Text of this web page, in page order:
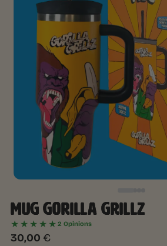
MUG GORILLA GRILLZ
★★★★★2 Opinions
30,00 €